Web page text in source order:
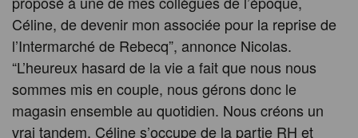
Céline, de devenir mon associée pour la reprise de
l’Intermarché de Rebecq”, annonce Nicolas.
“L’heureux hasard de la vie a fait que nous nous
sommes mis en couple, nous gérons donc le
magasin ensemble au quotidien. Nous créons un
vrai tandem. Céline s’occupe de la partie RH et